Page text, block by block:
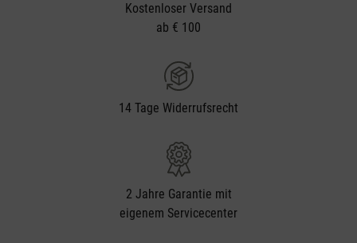
Kostenloser Versand
ab € 100
14 Tage Widerrufsrecht
2 Jahre Garantie mit
eigenem Servicecenter